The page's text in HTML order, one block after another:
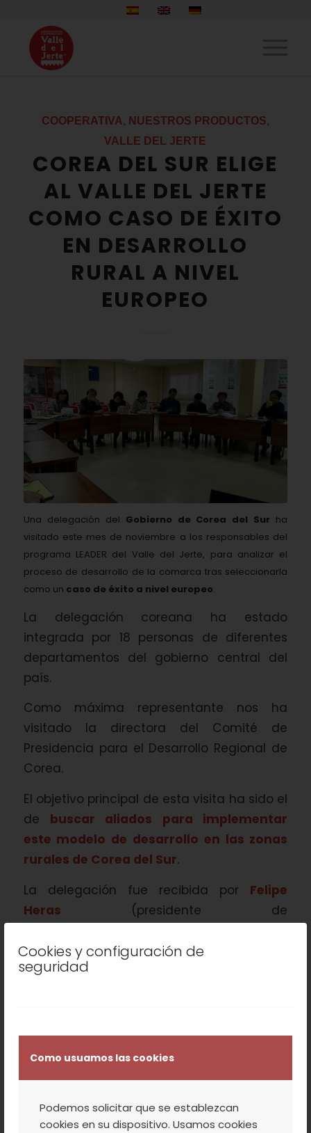
Cookies y configuración de
seguridad
Como usuamos las cookies
Podemos solicitar que se establezcan
cookies en su dispositivo. Usamos cookies
COOPERATIVA NUESTROS PRODUCTOS
VALLE DEL JERTE
COREA DEL SUR ELIGE
AL VALLE DEL JERTE
COMO CASO DE ÉXITO
EN DESARROLLO
RURAL A NIVEL
EUROPEO
Una delegación del Gobierno de Corea del Sur ha
visitado este mes de noviembre a los responsables del
programa LEADER del Valle del Jerte, para analizar el
proceso de desarrollo de la comarca tras seleccionarla
como un caso de éxito a nivel europeo.
La delegación coreana ha estado
integrada por 18 personas de diferentes
departamentos del gobierno central del
país.
Como máxima representante nos ha
visitado la directora del Comité de
Presidencia para el Desarrollo Regional de
Corea.
El objetivo principal de esta visita ha sido el
de buscar aliados para implementar
este modelo de desarrollo en las zonas
rurales de Corea del Sur.
La delegación fue recibida por Felipe
Heras (presidente de
Agudiez (presidente de la Mancomunidad
de Municipios del Valle del Jerte) y
Por parte deElisa Esteban, gerente de
SOPRODEVAJE, se hizo una presentación del
proceso de desarrollo territorial y los
principales resultados obtenidos así como
las dificultades encontradas en la